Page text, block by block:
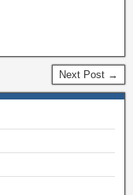
Next Post →